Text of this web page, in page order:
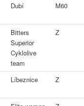
Dubí M60
Bitters
Superior
Cyklolive
team
Z
Líbeznice Z